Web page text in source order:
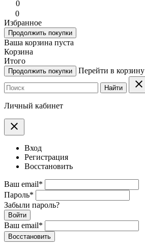
0
0
Избранное
Продолжить покупки
Ваша корзина пуста
Корзина
Итого
Продолжить покупки Перейти в корзину
Найти clear
Личный кабинет
clear
Вход
Регистрация
Восстановить
Ваш email*
Пароль*
Забыли пароль?
Войти
Ваш email*
Воcстановить